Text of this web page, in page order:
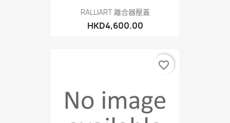
RALLIART 離合器壓蓋
HKD4,600.00
favorite_border